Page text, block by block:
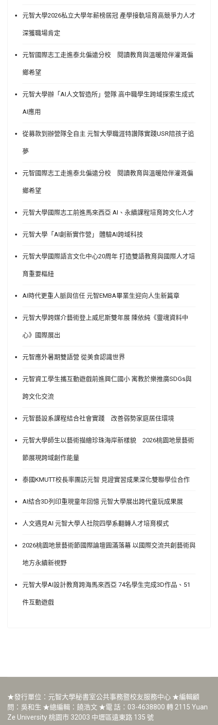
元智大學2026私立大學年薪榜居冠 產學接軌培育高競爭力人才
深獲職場肯定
元智國際志工走進泰北偏遠分校 閱讀教育與溫暖陪伴灌溉偏
鄉希望
元智大學辦「AI人文智造所」營隊 高中職學生跨域探索生成式
AI應用
從募款到辦營隊全自主 元智大學職涯特讚隊實踐USR陪孩子追
夢
元智國際志工走進泰北偏遠分校 閱讀教育與溫暖陪伴灌溉偏
鄉希望
元智大學國際志工前進馬來西亞 AI、永續課程培育跨文化人才
元智大學「AI創新實作營」 體驗AI跨域科技
元智大學國際語言文化中心20周年 打造雙語教育與國際人才培
育重要樞紐
AI時代更重人脈與信任 元智EMBA畢業生迎向人生新篇章
元智大學跨媒介藝術登上威尼斯雙年展 陳依純《靈魂資料中
心》國際展出
元智應外暑期雙語營 從美食認識世界
元智資工學生攜互動遊戲前進興仁國小 寓教於樂推廣SDGs與
跨文化交流
元智藝設系課程結合社會實踐 改善弱勢家庭居住環境
元智大學師生以藝術描繪珍珠海岸新樣貌 2026桃園地景藝術
節展現跨域創作能量
泰國KMUTT校長率團訪元智 見證實習成果深化雙聯學位合作
AI結合3D列印重現童年回憶 元智大學展出跨代童玩成果展
人文遇見AI 元智大學人社院四學系翻轉人才培育模式
2026桃園地景藝術節國際論壇圓滿落幕 以國際交流共創藝術與
地方永續新視野
元智大學AI設計教育跨海馬來西亞 74名學生完成3D作品、51
件互動遊戲
★發行單位：元智大學秘書室公共事務暨校友服務中心 ★編輯顧
問：吳和生 ★總編輯：饒浩文 ★電 話：03-4638800 轉 2115 Yuan
Ze University 桃園市 32003 中壢區遠東路 135 號